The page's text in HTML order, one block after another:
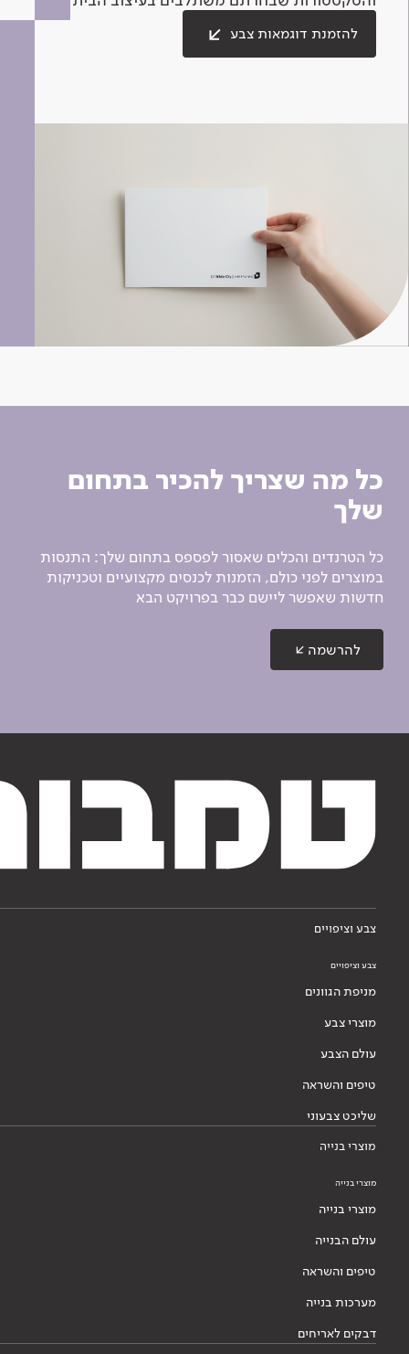
להזמנת דוגמאות צבע
כל מה שצריך להכיר בתחום
שלך
כל הטרנדים והכלים שאסור לפספס בתחום שלך: התנסות
במוצרים לפני כולם, הזמנות לכנסים מקצועיים וטכניקות
חדשות שאפשר ליישם כבר בפרויקט הבא
להרשמה
צבע וציפויים
צבע וציפויים
מניפת הגוונים
מוצרי צבע
עולם הצבע
טיפים והשראה
שליכט צבעוני
מוצרי בנייה
מוצרי בנייה
מוצרי בנייה
עולם הבנייה
טיפים והשראה
מערכות בנייה
דבקים לאריחים